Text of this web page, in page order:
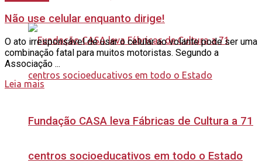
Fundação CASA leva Fábricas de Cultura a 71
centros socioeducativos em todo o Estado
Não use celular enquanto dirige!
O ato irresponsável de usar o celular ao volante pode ser uma
combinação fatal para muitos motoristas. Segundo a
Associação ...
Leia mais